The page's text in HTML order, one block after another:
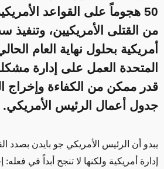
50 هجوماً على القواعد
من القتلى الأمريكيين، وتنفيذ
أمريكية بحلول نهاية العام
المتحدة العمل على إدارة
قدر ممكن من الكفاءة
جدول أعمال الرئيس الأمريكي.
يبدو أن الرئيس الأمريكي جو بايدن بصدد
إدارة أمريكية ولكنها لا تنجح أبداً في فعله: